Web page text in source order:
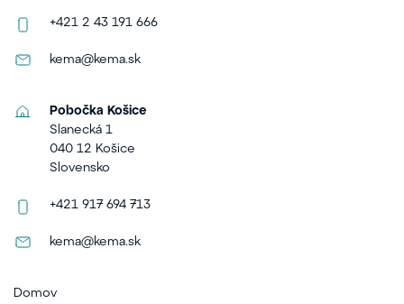
+421 2 43 191 666
kema@kema.sk
Pobočka Košice
Slanecká 1
040 12 Košice
Slovensko
+421 917 694 713
kema@kema.sk
Domov